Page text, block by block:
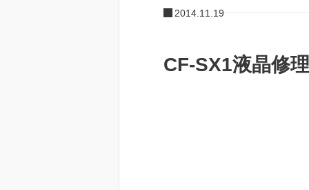
2014.11.19
CF-SX1液晶修理